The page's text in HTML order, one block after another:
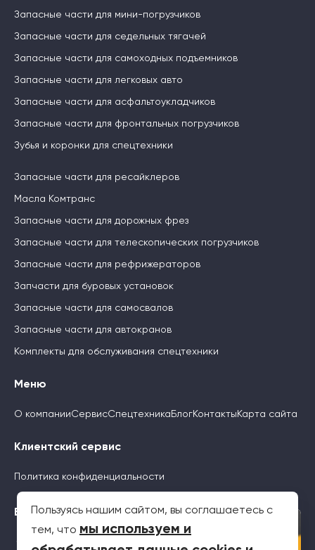
Запасные части для мини-погрузчиков
Запасные части для седельных тягачей
Запасные части для самоходных подъемников
Запасные части для легковых авто
Запасные части для асфальтоукладчиков
Запасные части для фронтальных погрузчиков
Зубья и коронки для спецтехники
Запасные части для ресайклеров
Масла Комтранс
Запасные части для дорожных фрез
Запасные части для телескопических погрузчиков
Запасные части для рефрижераторов
Запчасти для буровых установок
Запасные части для самосвалов
Запасные части для автокранов
Комплекты для обслуживания спецтехники
Меню
О компанииСервисСпецтехника БлогКонтакты Карта сайта
Клиентский сервис
Политика конфиденциальности
Будьте с нами
Пользуясь нашим сайтом, вы соглашаетесь с
тем, что мы используем и